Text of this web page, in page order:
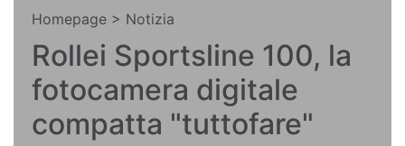
Homepage > Notizia
Rollei Sportsline 100, la
fotocamera digitale
compatta "tuttofare"